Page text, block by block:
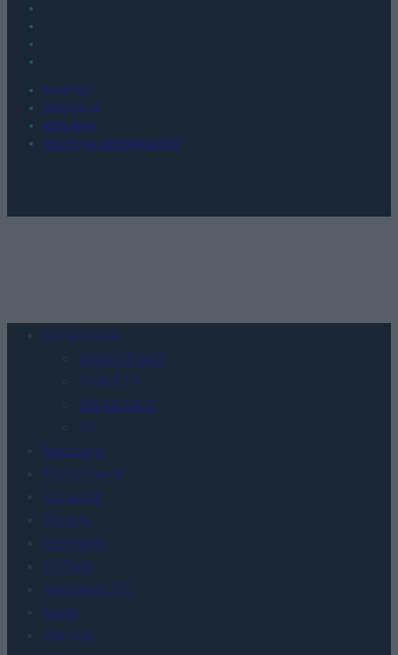
KONTAKT
REDAKCJA
REKLAMA
POLITYKA PRYWATNOŚCI
Urządzenia
SMARTFONY
TABLETY
WEARABLE
TV
Recenzje
Porównania
Co kupić
Porady
Promocje
FinTech
Hardware PC
Moto
Gaming